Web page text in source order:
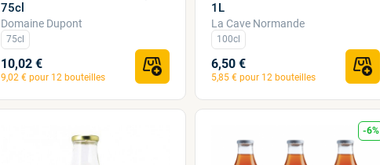
75cl
Domaine Dupont
75cl
10,02 €
9,02 € pour 12 bouteilles
1L
La Cave Normande
100cl
6,50 €
5,85 € pour 12 bouteilles
-6%